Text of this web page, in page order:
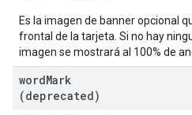
Es la imagen de banner opcional
frontal de la tarjeta. Si no hay
imagen se mostrará al 100% de
wordMark
(deprecated)